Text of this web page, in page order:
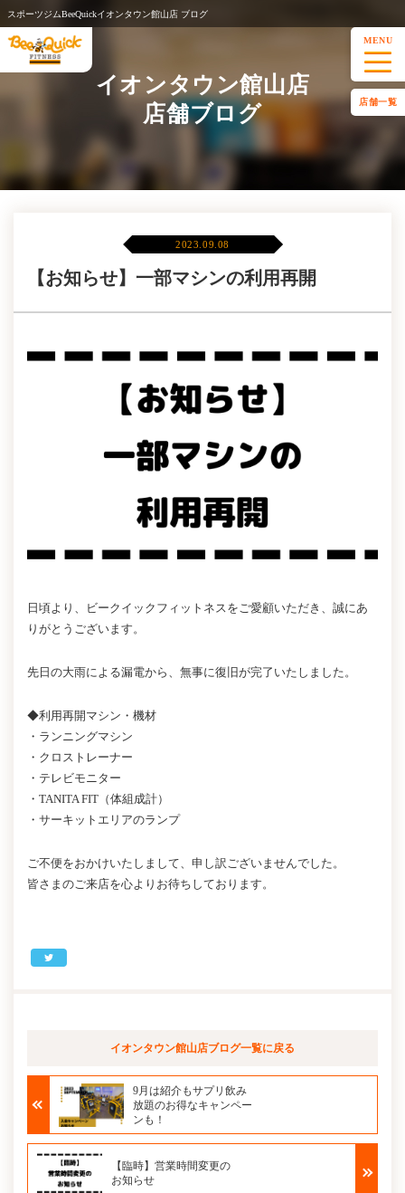
スポーツジムBeeQuickイオンタウン館山店 ブログ
MENU
店舗一覧
イオンタウン館山店
店舗ブログ
2023.09.08
【お知らせ】一部マシンの利用再開
日頃より、ビークイックフィットネスをご愛顧いただき、誠にあ
りがとうございます。
先日の大雨による漏電から、無事に復旧が完了いたしました。
◆利用再開マシン・機材
・ランニングマシン
・クロストレーナー
・テレビモニター
・TANITA FIT（体組成計）
・サーキットエリアのランプ
ご不便をおかけいたしまして、申し訳ございませんでした。
皆さまのご来店を心よりお待ちしております。
イオンタウン館山店ブログ一覧に戻る
9月は紹介もサプリ飲み
放題のお得なキャンペー
ンも！
【臨時】営業時間変更の
お知らせ